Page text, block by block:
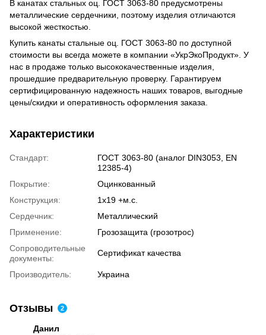
В канатах стальных оц. ГОСТ 3063-80 предусмотрены
металлические сердечники, поэтому изделия отличаются
высокой жесткостью.
Купить канаты стальные оц. ГОСТ 3063-80 по доступной
стоимости вы всегда можете в компании «УкрЭкоПродукт». У
нас в продаже только высококачественные изделия,
прошедшие предварительную проверку. Гарантируем
сертифицированную надежность наших товаров, выгодные
цены/скидки и оперативность оформления заказа.
Характеристики
Стандарт:
ГОСТ 3063-80 (аналог DIN3053, EN
12385-4)
Покрытие:
Оцинкованный
Конструкция:
1x19 +м.с.
Сердечник:
Металлический
Применение:
Грозозащита (грозотрос)
Сопроводительные
документы:
Сертификат качества
Производитель: Украина
Отзывы 2
Данил